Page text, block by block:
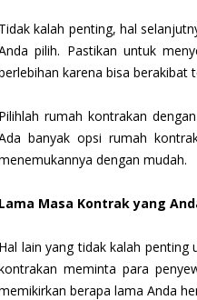
Tidak kalah penting, hal
pilih. Pastikan untuk
karena bisa berakibat
Pilihlah rumah kontrakan
banyak opsi rumah
dengan mudah.
Lama Masa Kontrak yang
Hal lain yang tidak kalah penting
meminta para
berapa lama Anda